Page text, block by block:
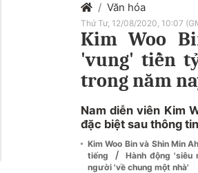
Văn hóa
Thứ Tư, 12/08/2020, 10:07
Kim Woo
'vung' tiền
trong năm
Nam diễn viên Kim
đặc biệt sau thông
Kim Woo Bin và Shin Min
tiếng
/
Hành động 'siêu
người 'về chung một nhà'